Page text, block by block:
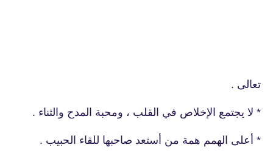
تعالى .
* لا يجتمع الإخلاص في القلب ، ومحبة المدح والثناء .
* أعلى الهمم همة من أستعد صاحبها للقاء الحبيب .